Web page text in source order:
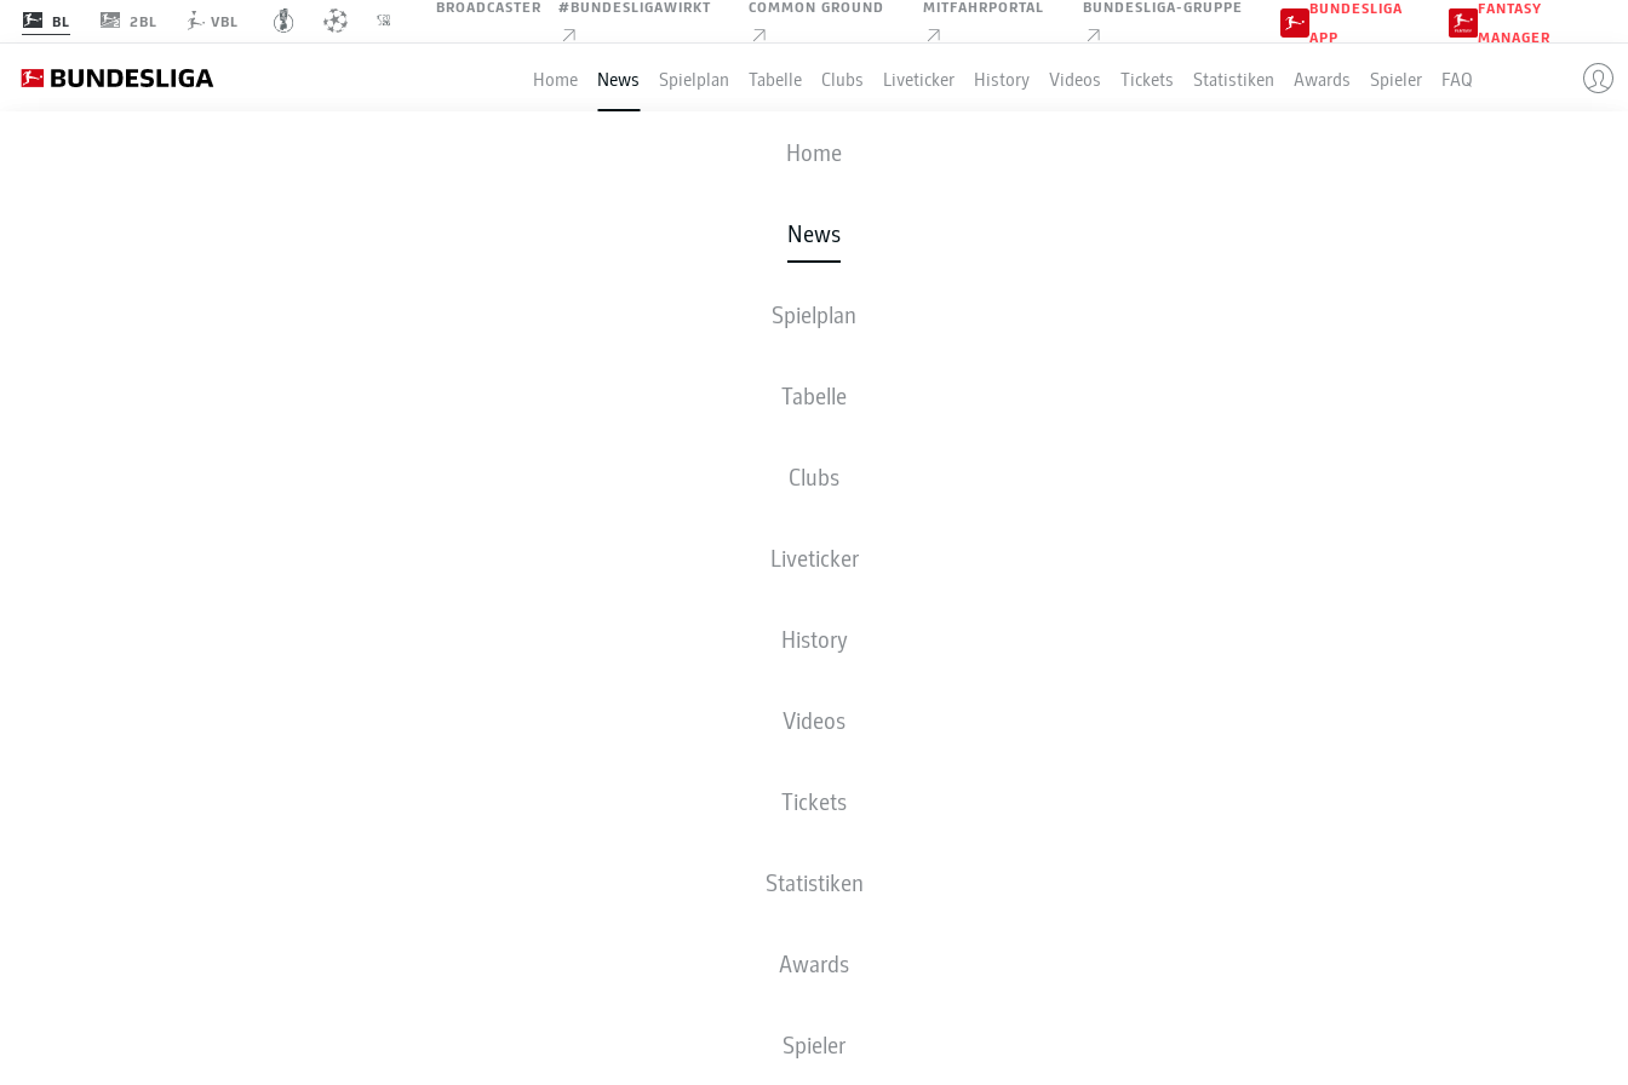
BL 2BL VBL
BROADCASTER #BUNDESLIGAWIRKT COMMON GROUND MITFAHRPORTAL BUNDESLIGA-GRUPPE
BUNDESLIGA
APP
FANTASY
MANAGER
Home News Spielplan Tabelle Clubs Liveticker History Videos Tickets Statistiken Awards Spieler FAQ
Home
News
Spielplan
Tabelle
Clubs
Liveticker
History
Videos
Tickets
Statistiken
Awards
Spieler
Anzeige
YAN DIOMANDE IST DER ROOKIE DER
SAISON 2025/2026